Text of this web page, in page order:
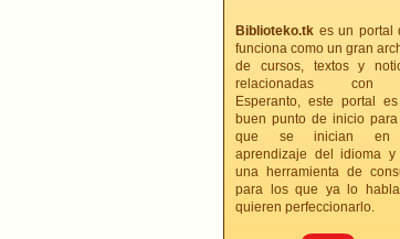
Biblioteko.tk es un portal
funciona como un gran
de cursos, textos y
relacionadas con
Esperanto, este portal
buen punto de inicio
que se inician en
aprendizaje del idioma y
una herramienta de
para los que ya lo
quieren perfeccionarlo.